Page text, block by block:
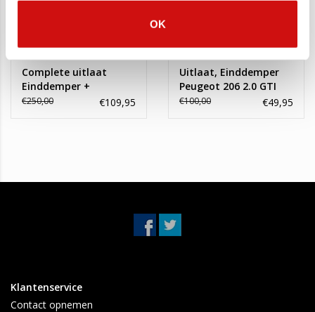
OK
Complete uitlaat
Einddemper +
Middendemper
€250,00 €109,95
Uitlaat, Einddemper
Peugeot 206 2.0 GTI
€100,00 €49,95
Klantenservice
Contact opnemen